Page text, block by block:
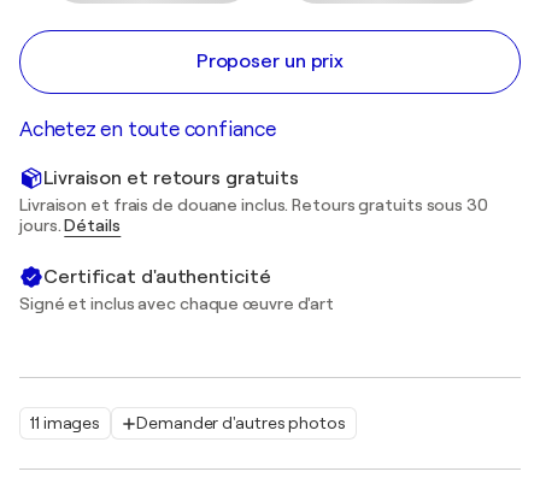
11 images Demander d'autres photos
Proposer un prix
Achetez en toute confiance
Livraison et retours gratuits
Livraison et frais de douane inclus. Retours gratuits sous 30
jours.Détails
Certificat d'authenticité
Signé et inclus avec chaque œuvre d'art